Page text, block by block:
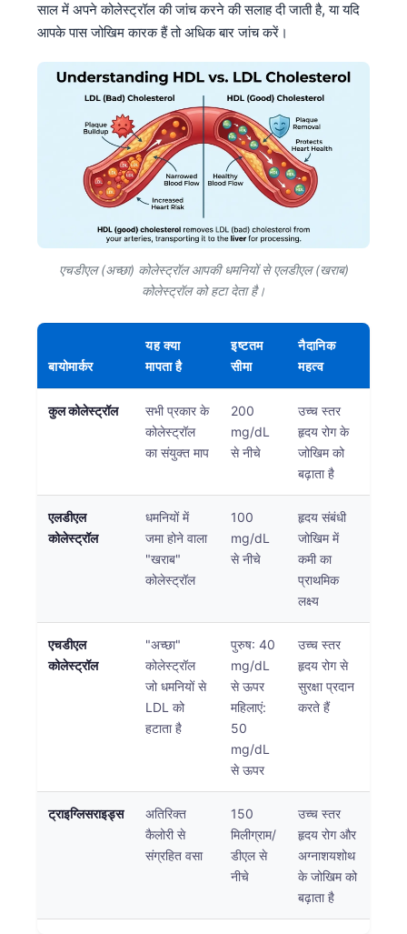
साल में अपने कोलेस्ट्रॉल की जांच करने की सलाह दी जाती है, या यदि
आपके पास जोखिम कारक हैं तो अधिक बार जांच करें।
एचडीएल (अच्छा) कोलेस्ट्रॉल आपकी धमनियों से एलडीएल (खराब)
कोलेस्ट्रॉल को हटा देता है।
बायोमार्कर
यह क्या
मापता है
इष्टतम
सीमा
नैदानिक
महत्व
कुल कोलेस्ट्रॉल
सभी प्रकार के
कोलेस्ट्रॉल
का संयुक्त माप
200
mg/dL
से नीचे
उच्च स्तर
हृदय रोग के
जोखिम को
बढ़ाता है
एलडीएल
कोलेस्ट्रॉल
धमनियों में
जमा होने वाला
"खराब"
कोलेस्ट्रॉल
100
mg/dL
से नीचे
हृदय संबंधी
जोखिम में
कमी का
प्राथमिक
लक्ष्य
एचडीएल
कोलेस्ट्रॉल
"अच्छा"
कोलेस्ट्रॉल
जो धमनियों से
LDL को
हटाता है
पुरुष: 40
mg/dL
से ऊपर
महिलाएं:
50
mg/dL
से ऊपर
उच्च स्तर
हृदय रोग से
सुरक्षा प्रदान
करते हैं
ट्राइग्लिसराइड्स
अतिरिक्त
कैलोरी से
संग्रहित वसा
150
मिलीग्राम/
डीएल से
नीचे
उच्च स्तर
हृदय रोग और
अग्नाशयशोथ
के जोखिम को
बढ़ाता है